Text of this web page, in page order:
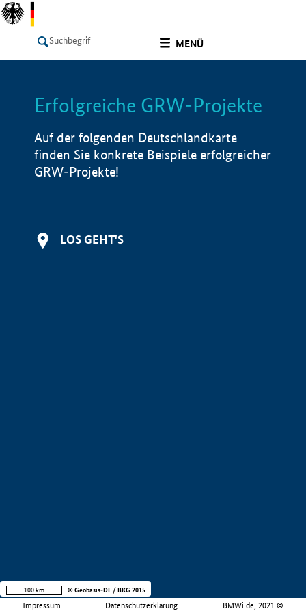
MENÜ
LISTE Info
Erfolgreiche GRW-Projekte
Auf der folgenden Deutschlandkarte
finden Sie konkrete Beispiele erfolgreicher
GRW-Projekte!
LOS GEHT'S
Impressum Datenschutzerklärung BMWi.de, 2021 ©
100 km © Geobasis-DE / BKG 2015